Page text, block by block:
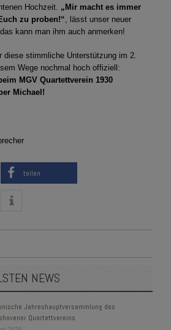
Hochzeit. „Mir macht es immer
zu proben!“ , lässt unser neuer
kann man ihm auch anmerken!
diese stimmliche Unterstützung im 2.
Wege nochmal hoch offiziell:
MGV Quartettverein 1930
Michael!
teilen
NEWS
Jahreshauptversammlung des
Quartettvereins